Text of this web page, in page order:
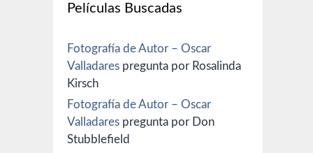
Películas Buscadas
Fotografía de Autor – Oscar
Valladares pregunta por Rosalinda
Kirsch
Fotografía de Autor – Oscar
Valladares pregunta por Don
Stubblefield